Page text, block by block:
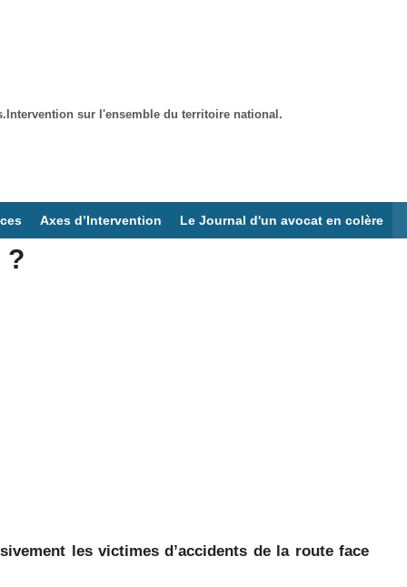
sur l'ensemble du territoire national.
Axes d’Intervention Le Journal d'un avocat en colère
?
les victimes d’accidents de la route face